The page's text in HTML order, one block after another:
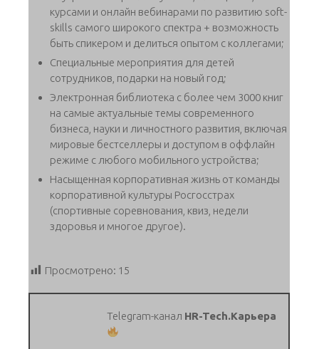
курсами и онлайн вебинарами по развитию soft-
skills самого широкого спектра + возможность
быть спикером и делиться опытом с коллегами;
Специальные мероприятия для детей
сотрудников, подарки на новый год;
Электронная библиотека с более чем 3000 книг
на самые актуальные темы современного
бизнеса, науки и личностного развития, включая
мировые бестселлеры и доступом в оффлайн
режиме с любого мобильного устройства;
Насыщенная корпоративная жизнь от команды
корпоративной культуры Росгосстрах
(спортивные соревнования, квиз, недели
здоровья и многое другое).
Просмотрено: 15
Telegram-канал HR-Tech.Карьера